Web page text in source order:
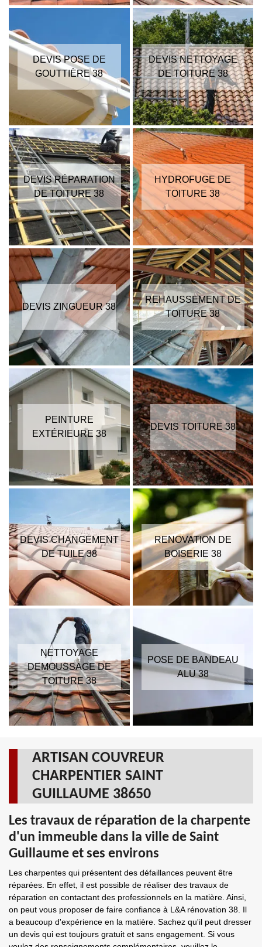
DEVIS POSE DE
GOUTTIÈRE 38
DEVIS NETTOYAGE
DE TOITURE 38
DEVIS RÉPARATION
DE TOITURE 38
HYDROFUGE DE
TOITURE 38
DEVIS ZINGUEUR 38
REHAUSSEMENT DE
TOITURE 38
PEINTURE
EXTÉRIEURE 38
DEVIS TOITURE 38
DEVIS CHANGEMENT
DE TUILE 38
RENOVATION DE
BOISERIE 38
NETTOYAGE
DEMOUSSAGE DE
TOITURE 38
POSE DE BANDEAU
ALU 38
ARTISAN COUVREUR
CHARPENTIER SAINT
GUILLAUME 38650
Les travaux de réparation de la charpente
d'un immeuble dans la ville de Saint
Guillaume et ses environs
Les charpentes qui présentent des défaillances peuvent être
réparées. En effet, il est possible de réaliser des travaux de
réparation en contactant des professionnels en la matière. Ainsi,
on peut vous proposer de faire confiance à L&A rénovation 38. Il
a beaucoup d'expérience en la matière. Sachez qu'il peut dresser
un devis qui est toujours gratuit et sans engagement. Si vous